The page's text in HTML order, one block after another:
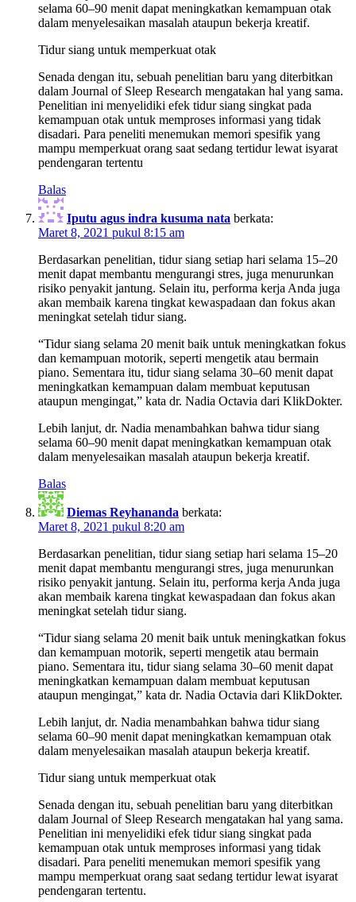
selama 60–90 menit dapat meningkatkan kemampuan otak
dalam menyelesaikan masalah ataupun bekerja kreatif.
Tidur siang untuk memperkuat otak
Senada dengan itu, sebuah penelitian baru yang diterbitkan
dalam Journal of Sleep Research mengatakan hal yang sama.
Penelitian ini menyelidiki efek tidur siang singkat pada
kemampuan otak untuk memproses informasi yang tidak
disadari. Para peneliti menemukan memori spesifik yang
mampu memperkuat orang saat sedang tertidur lewat isyarat
pendengaran tertentu
Balas
Iputu agus indra kusuma nata berkata:
Maret 8, 2021 pukul 8:15 am
Berdasarkan penelitian, tidur siang setiap hari selama 15–20
menit dapat membantu mengurangi stres, juga menurunkan
risiko penyakit jantung. Selain itu, performa kerja Anda juga
akan membaik karena tingkat kewaspadaan dan fokus akan
meningkat setelah tidur siang.
“Tidur siang selama 20 menit baik untuk meningkatkan fokus
dan kemampuan motorik, seperti mengetik atau bermain
piano. Sementara itu, tidur siang selama 30–60 menit dapat
meningkatkan kemampuan dalam membuat keputusan
ataupun mengingat,” kata dr. Nadia Octavia dari KlikDokter.
Lebih lanjut, dr. Nadia menambahkan bahwa tidur siang
selama 60–90 menit dapat meningkatkan kemampuan otak
dalam menyelesaikan masalah ataupun bekerja kreatif.
Balas
Diemas Reyhananda berkata:
Maret 8, 2021 pukul 8:20 am
Berdasarkan penelitian, tidur siang setiap hari selama 15–20
menit dapat membantu mengurangi stres, juga menurunkan
risiko penyakit jantung. Selain itu, performa kerja Anda juga
akan membaik karena tingkat kewaspadaan dan fokus akan
meningkat setelah tidur siang.
“Tidur siang selama 20 menit baik untuk meningkatkan fokus
dan kemampuan motorik, seperti mengetik atau bermain
piano. Sementara itu, tidur siang selama 30–60 menit dapat
meningkatkan kemampuan dalam membuat keputusan
ataupun mengingat,” kata dr. Nadia Octavia dari KlikDokter.
Lebih lanjut, dr. Nadia menambahkan bahwa tidur siang
selama 60–90 menit dapat meningkatkan kemampuan otak
dalam menyelesaikan masalah ataupun bekerja kreatif.
Tidur siang untuk memperkuat otak
Senada dengan itu, sebuah penelitian baru yang diterbitkan
dalam Journal of Sleep Research mengatakan hal yang sama.
Penelitian ini menyelidiki efek tidur siang singkat pada
kemampuan otak untuk memproses informasi yang tidak
disadari. Para peneliti menemukan memori spesifik yang
mampu memperkuat orang saat sedang tertidur lewat isyarat
pendengaran tertentu.